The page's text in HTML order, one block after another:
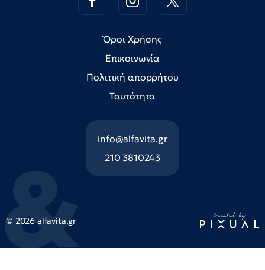
Όροι Χρήσης
Επικοινωνία
Πολιτική απορρήτου
Ταυτότητα
info@alfavita.gr
210 3810243
© 2026 alfavita.gr